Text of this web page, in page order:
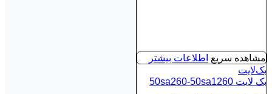
مشاهده سریع اطلاعات بیشتر
بک‌لایت
بک لايت 50sa260-50sa1260